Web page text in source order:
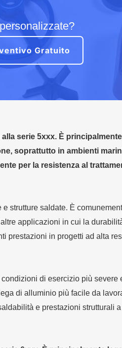
Gratuito
serie 5xxx. È
soprattutto in ambienti
per la resistenza al
strutture saldate. È
applicazioni in cui la
prestazioni in progetti ad alta
di esercizio più severe
di alluminio più facile da
e prestazioni strutturali